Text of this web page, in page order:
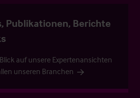
Publikationen, Berichte
auf unsere Expertenansichten
unseren Branchen